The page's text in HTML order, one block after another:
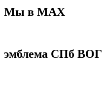
Мы в МАХ
эмблема СПб ВОГ